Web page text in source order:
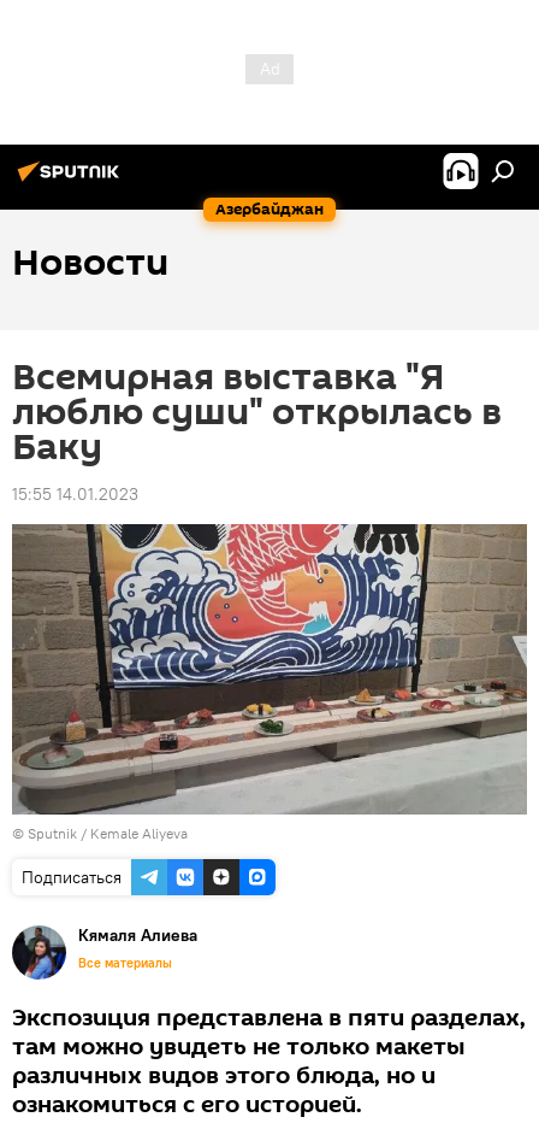
Азербайджан
Новости
Всемирная выставка "Я
люблю суши" открылась в
Баку
15:55 14.01.2023
© Sputnik / Kemale Aliyeva
Подписаться
Кямаля Алиева
Все материалы
Экспозиция представлена в пяти разделах,
там можно увидеть не только макеты
различных видов этого блюда, но и
ознакомиться с его историей.